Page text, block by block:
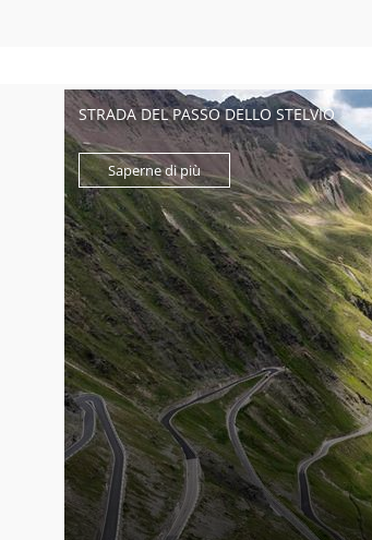
STRADA DEL PASSO DELLO STELVIO
Saperne di più